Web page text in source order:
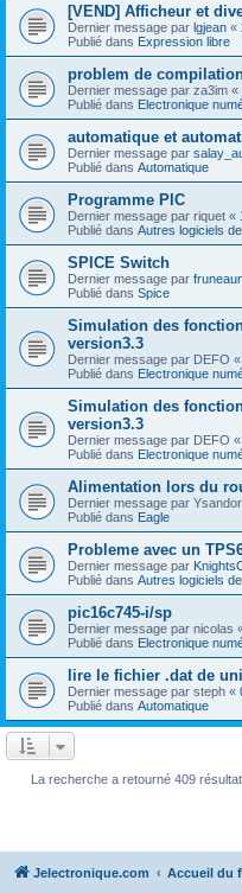
[VEND] Afficheur et
Dernier message par lgjean «
Publié dans Expression libre
problem de
Dernier message par za3im «
Publié dans Electronique
automatique et
Dernier message par
Publié dans Automatique
Programme PIC
Dernier message par riquet «
Publié dans Autres logiciels
SPICE Switch
Dernier message par
Publié dans Spice
Simulation des
version3.3
Dernier message par DEFO «
Publié dans Electronique
Simulation des
version3.3
Dernier message par DEFO «
Publié dans Electronique
Alimentation lors du
Dernier message par Ysandor
Publié dans Eagle
Probleme avec un
Dernier message par
Publié dans Autres logiciels
pic16c745-i/sp
Dernier message par nicolas
Publié dans Electronique
lire le fichier .dat de
Dernier message par steph «
Publié dans Automatique
La recherche a retourné 409
Jelectronique.com Accueil du